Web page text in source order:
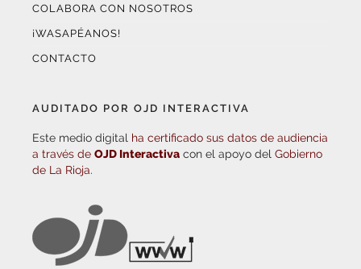
COLABORA CON NOSOTROS
¡WASAPÉANOS!
CONTACTO
AUDITADO POR OJD INTERACTIVA
Este medio digital ha certificado sus datos de audiencia
a través de OJD Interactiva con el apoyo del Gobierno
de La Rioja.